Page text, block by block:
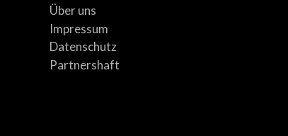
Über uns
Impressum
Datenschutz
Partnershaft